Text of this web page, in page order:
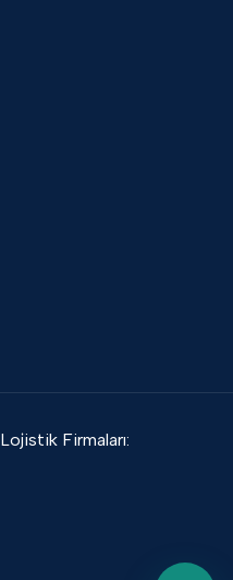
Lojistik Firmaları: